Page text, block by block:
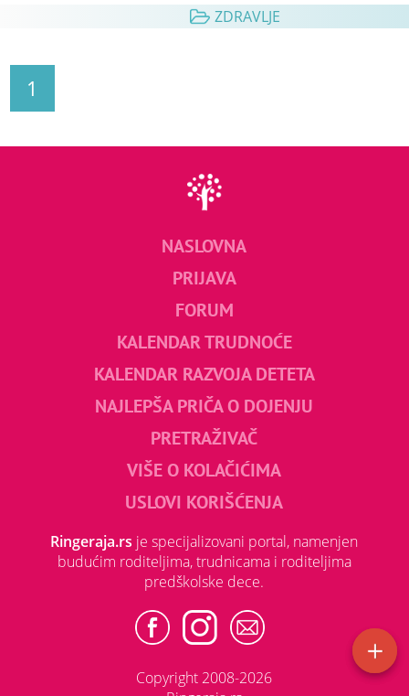
ZDRAVLJE
1
NASLOVNA
PRIJAVA
FORUM
KALENDAR TRUDNOĆE
KALENDAR RAZVOJA DETETA
NAJLEPŠA PRIČA O DOJENJU
PRETRAŽIVAČ
VIŠE O KOLAČIĆIMA
USLOVI KORIŠĆENJA
Ringeraja.rs je specijalizovani portal, namenjen
budućim roditeljima, trudnicama i roditeljima
predškolske dece.
Copyright 2008-2026